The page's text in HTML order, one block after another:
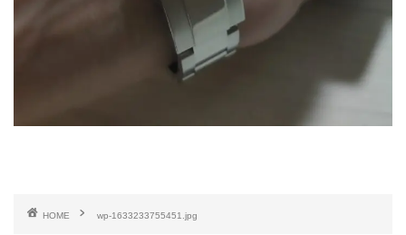
HOME wp-1633233755451.jpg